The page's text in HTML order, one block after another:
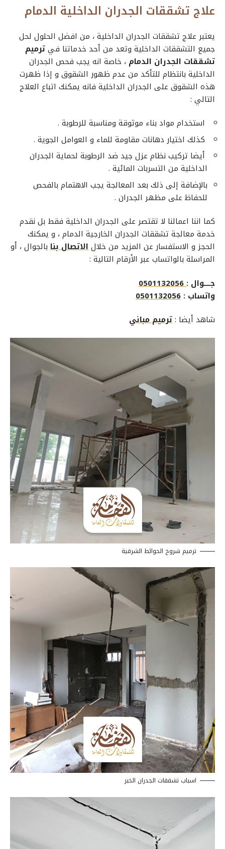
علاج تشققات الجدران الداخلية الدمام
يعتبر علاج تشققات الجدران الداخلية، من افضل الحلول لحل
جميع التشققات الداخلية وتعد من أحد خدماتنا فيترميم
تشققات الجدران الدمام ، خاصة انه يجب فحص الجدران
الداخلية بانتظام للتأكد من عدم ظهور الشقوق و إذا ظهرت
هذه الشقوق على الجدران الداخلية فانه يمكنك اتباع العلاج
التالي :
استخدام مواد بناء موثوقة ومناسبة للرطوبة .
كذلك اختيار دهانات مقاومة للماء و العوامل الجوية .
أيضا تركيب نظام عزل جيد ضد الرطوبة لحماية الجدران
الداخلية من التسربات المائية .
بالإضافة إلى ذلك بعد المعالجة يجب الاهتمام بالفحص
للحفاظ على مظهر الجدران .
كما اننا اعمالنا لا تقتصر على الجدران الداخلية فقط بل نقدم
خدمة معالجة تشققات الجدران الخارجية الدمام، و يمكنك
الحجز و الاستفسار عن المزيد من خلالالاتصال بنا بالجوال ، أو
المراسلة بالواتساب عبر الأرقام التالية :
جــــوال :0501132056
واتساب : 0501132056
شاهد أيضا :ترميم مباني
ترميم شروخ الحوائط الشرقية
اسباب تشققات الجدران الخبر